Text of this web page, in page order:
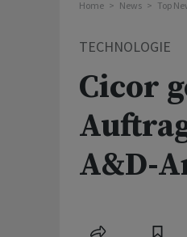
Home News Top
TECHNOLOGIE
Cicor
A&D-